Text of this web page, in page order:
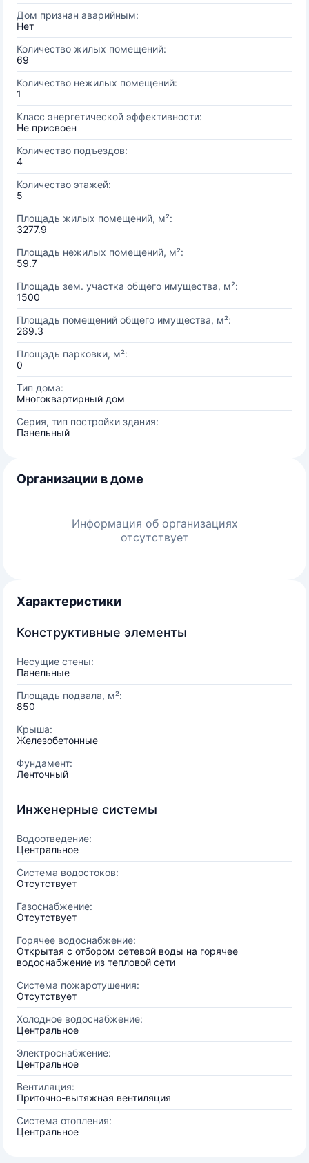
Дом признан аварийным:
Нет
Количество жилых помещений:
69
Количество нежилых помещений:
1
Класс энергетической эффективности:
Не присвоен
Количество подъездов:
4
Количество этажей:
5
Площадь жилых помещений, м²:
3277.9
Площадь нежилых помещений, м²:
59.7
Площадь зем. участка общего имущества, м²:
1500
Площадь помещений общего имущества, м²:
269.3
Площадь парковки, м²:
0
Тип дома:
Многоквартирный дом
Серия, тип постройки здания:
Панельный
Организации в доме
Информация об организациях
отсутствует
Характеристики
Конструктивные элементы
Несущие стены:
Панельные
Площадь подвала, м²:
850
Крыша:
Железобетонные
Фундамент:
Ленточный
Инженерные системы
Водоотведение:
Центральное
Система водостоков:
Отсутствует
Газоснабжение:
Отсутствует
Горячее водоснабжение:
Открытая с отбором сетевой воды на горячее
водоснабжение из тепловой сети
Система пожаротушения:
Отсутствует
Холодное водоснабжение:
Центральное
Электроснабжение:
Центральное
Вентиляция:
Приточно-вытяжная вентиляция
Система отопления:
Центральное